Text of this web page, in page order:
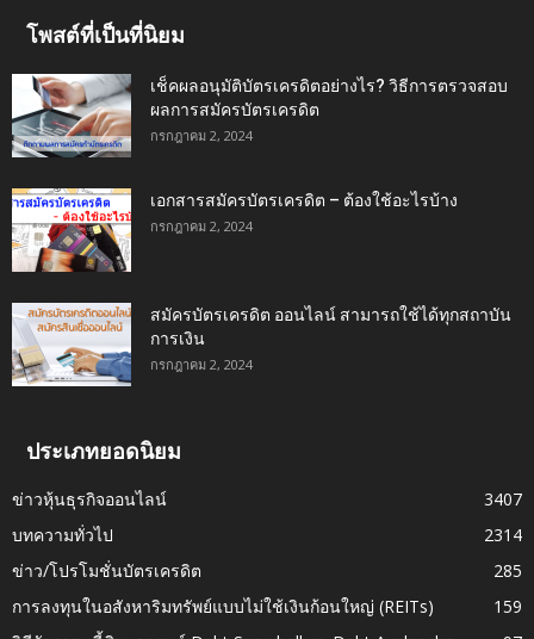
โพสต์ที่เป็นที่นิยม
เช็คผลอนุมัติบัตรเครดิตอย่างไร? วิธีการตรวจสอบ
ผลการสมัครบัตรเครดิต
กรกฎาคม 2, 2024
เอกสารสมัครบัตรเครดิต – ต้องใช้อะไรบ้าง
กรกฎาคม 2, 2024
สมัครบัตรเครดิต ออนไลน์ สามารถใช้ได้ทุกสถาบัน
การเงิน
กรกฎาคม 2, 2024
ประเภทยอดนิยม
ข่าวหุ้นธุรกิจออนไลน์
3407
บทความทั่วไป
2314
ข่าว/โปรโมชั่นบัตรเครดิต
285
การลงทุนในอสังหาริมทรัพย์แบบไม่ใช้เงินก้อนใหญ่ (REITs)
159